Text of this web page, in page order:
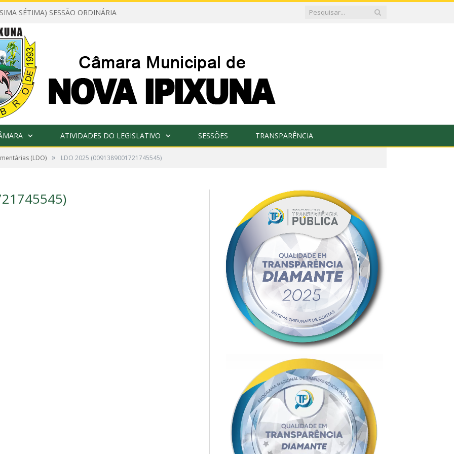
SÉTIMA) SESSÃO ORDINÁRIA
ATIVIDADES DO LEGISLATIVO SESSÕES TRANSPARÊNCIA
(LDO) » LDO 2025 (0091389001721745545)